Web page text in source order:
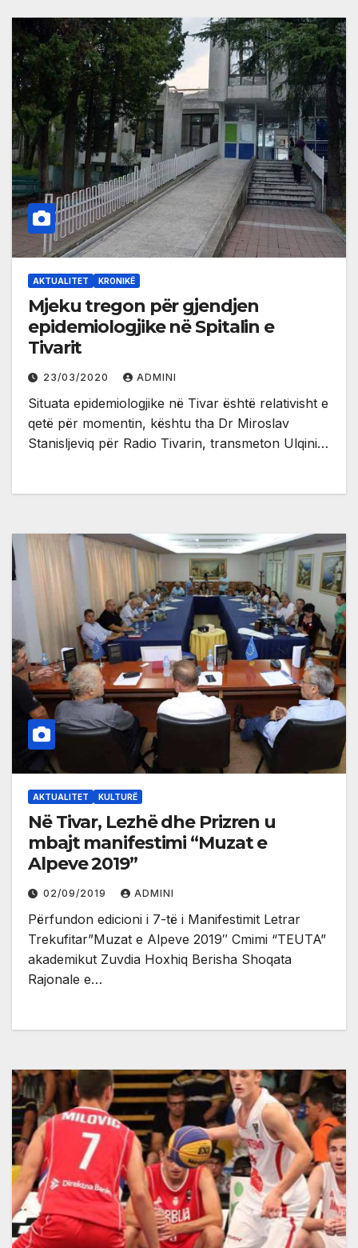
AKTUALITET KRONIKË
Mjeku tregon për gjendjen
epidemiologjike në Spitalin e
Tivarit
23/03/2020 ADMINI
Situata epidemiologjike në Tivar është relativisht e
qetë për momentin, kështu tha Dr Miroslav
Stanisljeviq për Radio Tivarin, transmeton Ulqini…
AKTUALITET KULTURË
Në Tivar, Lezhë dhe Prizren u
mbajt manifestimi “Muzat e
Alpeve 2019”
02/09/2019 ADMINI
Përfundon edicioni i 7-të i Manifestimit Letrar
Trekufitar”Muzat e Alpeve 2019″ Cmimi “TEUTA”
akademikut Zuvdia Hoxhiq Berisha Shoqata
Rajonale e…